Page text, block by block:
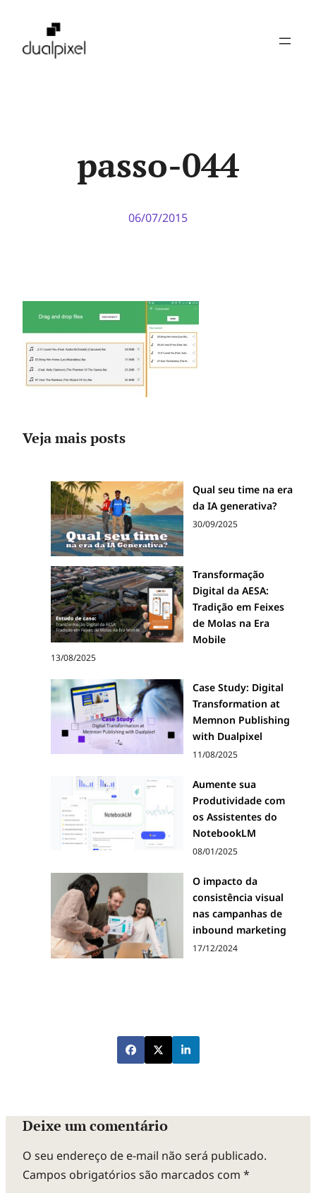
passo-044
06/07/2015
Veja mais posts
Qual seu time na era
da IA generativa?
30/09/2025
Transformação
Digital da AESA:
Tradição em Feixes
de Molas na Era
Mobile
13/08/2025
Case Study: Digital
Transformation at
Memnon Publishing
with Dualpixel
11/08/2025
Aumente sua
Produtividade com
os Assistentes do
NotebookLM
08/01/2025
O impacto da
consistência visual
nas campanhas de
inbound marketing
17/12/2024
Deixe um comentário
O seu endereço de e-mail não será publicado.
Campos obrigatórios são marcados com *